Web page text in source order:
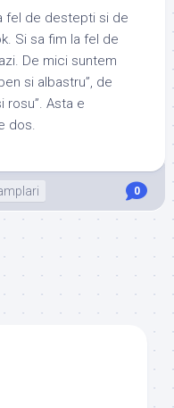
fel de destepti si de
Si sa fim la fel de
De mici suntem
si albastru”, de
rosu”. Asta e
dos.
0